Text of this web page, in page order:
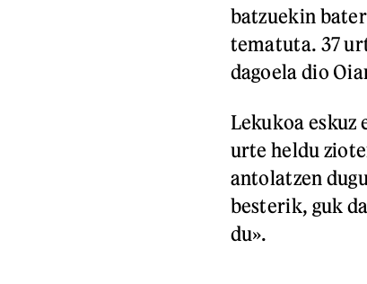
batzuekin
tematuta. 37
dagoela dio
Lekukoa eskuz
urte heldu
antolatzen
besterik, guk
du».